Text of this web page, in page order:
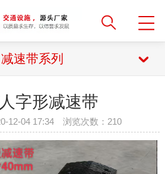
减速带系列
字形减速带
12-04 17:34 浏览次数： 210